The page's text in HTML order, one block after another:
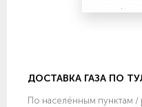
ДОСТАВКА ГАЗА ПО
По населённым пунктам /